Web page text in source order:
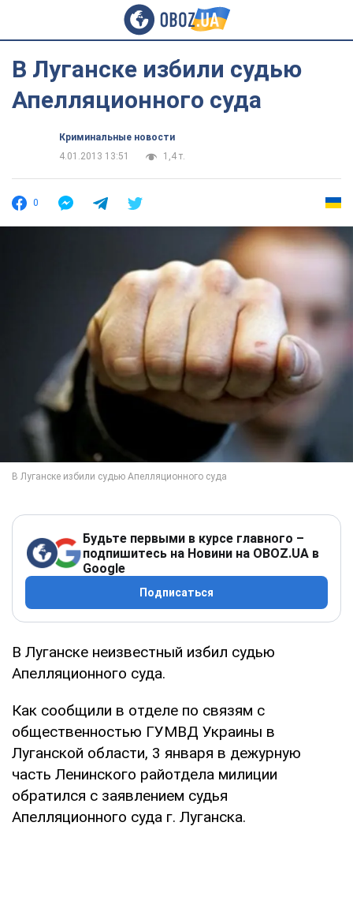
В Луганске избили судью
Апелляционного суда
Криминальные новости
4.01.2013 13:51
1,4 т.
0
Будьте первыми в курсе главного –
подпишитесь на Новини на OBOZ.UA в
Google
Подписаться
В Луганске неизвестный избил судью
Апелляционного суда.
Как сообщили в отделе по связям с
общественностью ГУМВД Украины в
Луганской области, 3 января в дежурную
часть Ленинского райотдела милиции
обратился с заявлением судья
Апелляционного суда г. Луганска.